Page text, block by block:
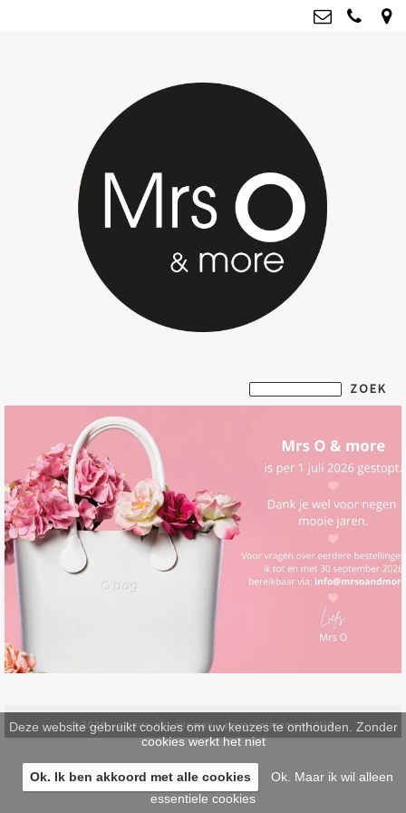
Kvk: Mrs O & more - 67796435
BTWnr: NL001835603B07
© 2026 -pinsite.nl-sitemap-privacystatement/AVG
Deze website gebruikt cookies om uw keuzes te onthouden. Zonder
cookies werkt het niet
Ok. Ik ben akkoord met alle cookies
Ok. Maar ik wil alleen
essentiele cookies